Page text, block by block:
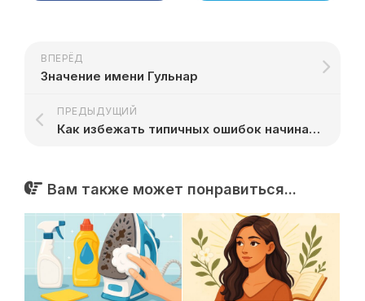
ВПЕРЁД
Значение имени Гульнар
ПРЕДЫДУЩИЙ
Как избежать типичных ошибок начинающего предпринимателя
Вам также может понравиться...